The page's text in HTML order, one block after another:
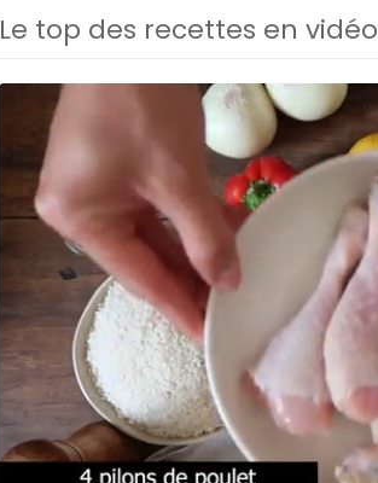
Le top des recettes en vidéo